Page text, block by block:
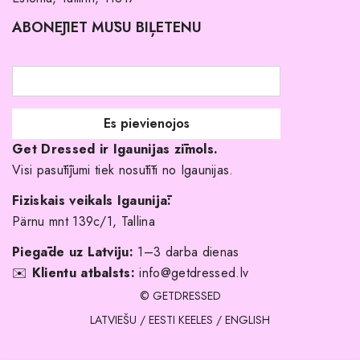
Pirkuma noteikumi un nosacījumi
Atgriešanas politika
Līgavas družiņu kleitas
Veikali
Kāpēc izvēlēties mūs?
ABONĒJIET MŪSU BIĻETENU
Get Dressed ir Igaunijas zīmols.
Visi pasūtījumi tiek nosūtīti no Igaunijas.
Fiziskais veikals Igaunijā:
Pärnu mnt 139c/1, Tallina
Piegāde uz Latviju: 1–3 darba dienas
✉️ Klientu atbalsts: info@getdressed.lv
© GETDRESSED
LATVIEŠU / EESTI KEELES / ENGLISH